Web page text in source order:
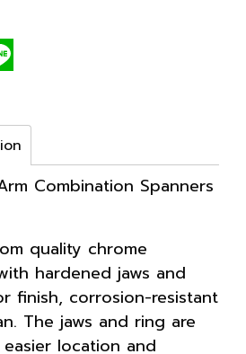
Combination Spanners
quality chrome
hardened jaws and
finish, corrosion-resistant
The jaws and ring are
location and